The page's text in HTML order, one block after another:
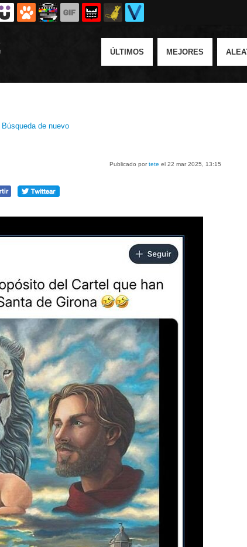
ÚLTIMOS MEJORES
Búsqueda de nuevo
Publicado portete el 22 mar 2025, 13:15